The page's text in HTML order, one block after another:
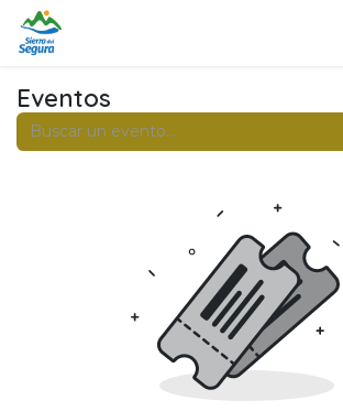
Ir al contenido
Eventos